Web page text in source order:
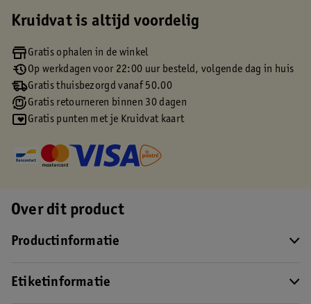
Kruidvat is altijd voordelig
Gratis ophalen in de winkel
Op werkdagen voor 22:00 uur besteld, volgende dag in huis
Gratis thuisbezorgd vanaf 50.00
Gratis retourneren binnen 30 dagen
Gratis punten met je Kruidvat kaart
Over dit product
Productinformatie
Etiketinformatie